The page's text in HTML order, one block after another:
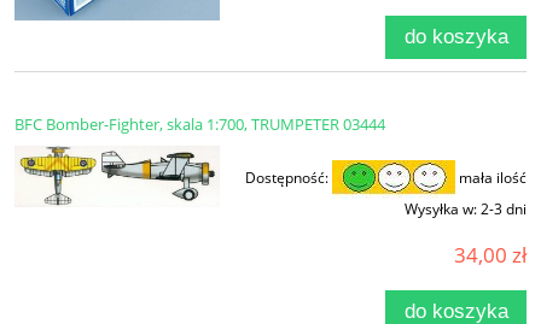
do koszyka
BFC Bomber-Fighter, skala 1:700, TRUMPETER 03444
Dostępność:
mała ilość
Wysyłka w:2-3 dni
34,00 zł
do koszyka